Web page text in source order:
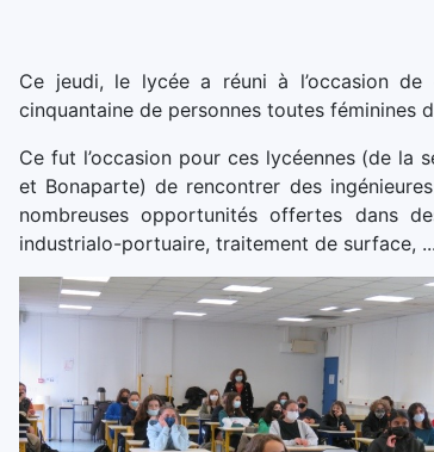
Ce jeudi, le lycée a réuni à l’occasion
cinquantaine de personnes toutes féminines
Ce fut l’occasion pour ces lycéennes (de la
et Bonaparte) de rencontrer des
nombreuses opportunités offertes dans
industrialo-portuaire, traitement de surface,